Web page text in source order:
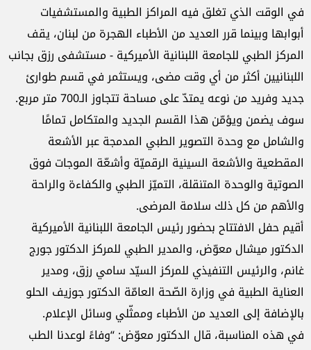
في الوقت الذي تغلق فيه المراكز الطبية والمستشفيات
أبوابها وبينما قرر العديد من الأطباء الهجرة من لبنان، يقف
المركز الطبي للجامعة اللبنانية الأميركية - مستشفى رزق بجانب
اللبنانيين أكثر من أي وقت مضى، ويستثمر في قسم طوارئ
جديد وفريد من نوعه يمتدّ على مساحة تتجاوز الـ700 متر مربع.
سوف يضمن ويؤمّن هذا القسم الجديد والمتكامل تمامًا
والشامل مع وحدة التصوير الطبي المدمجة عبر الأشعة
المقطعية والأشعة السينية الرقميّة وأشعّة الموجات فوق
الصوتية والوحدة المتنقلة، التميّز الطبي والكفاءة والراحة
والأهم من كل ذلك سلامة المرضى.
أقيم حفل الافتتاح بحضور رئيس الجامعة اللبنانية الأميركية
الدكتور ميشال معوّض، والمدير الطبي للمركز الدكتور جورج
غانم، والرئيس التنفيذي للمركز السيّد سامي رزق، ومدير
العناية الطبية في وزارة الصّحة العامّة الدكتور جوزيف الحلو
بالإضافة إلى العديد من الأطباء وممثّلي وسائل الإعلام.
في هذه المناسبة، قال الدكتور معوّض: “وفاءً لوعدنا الطب